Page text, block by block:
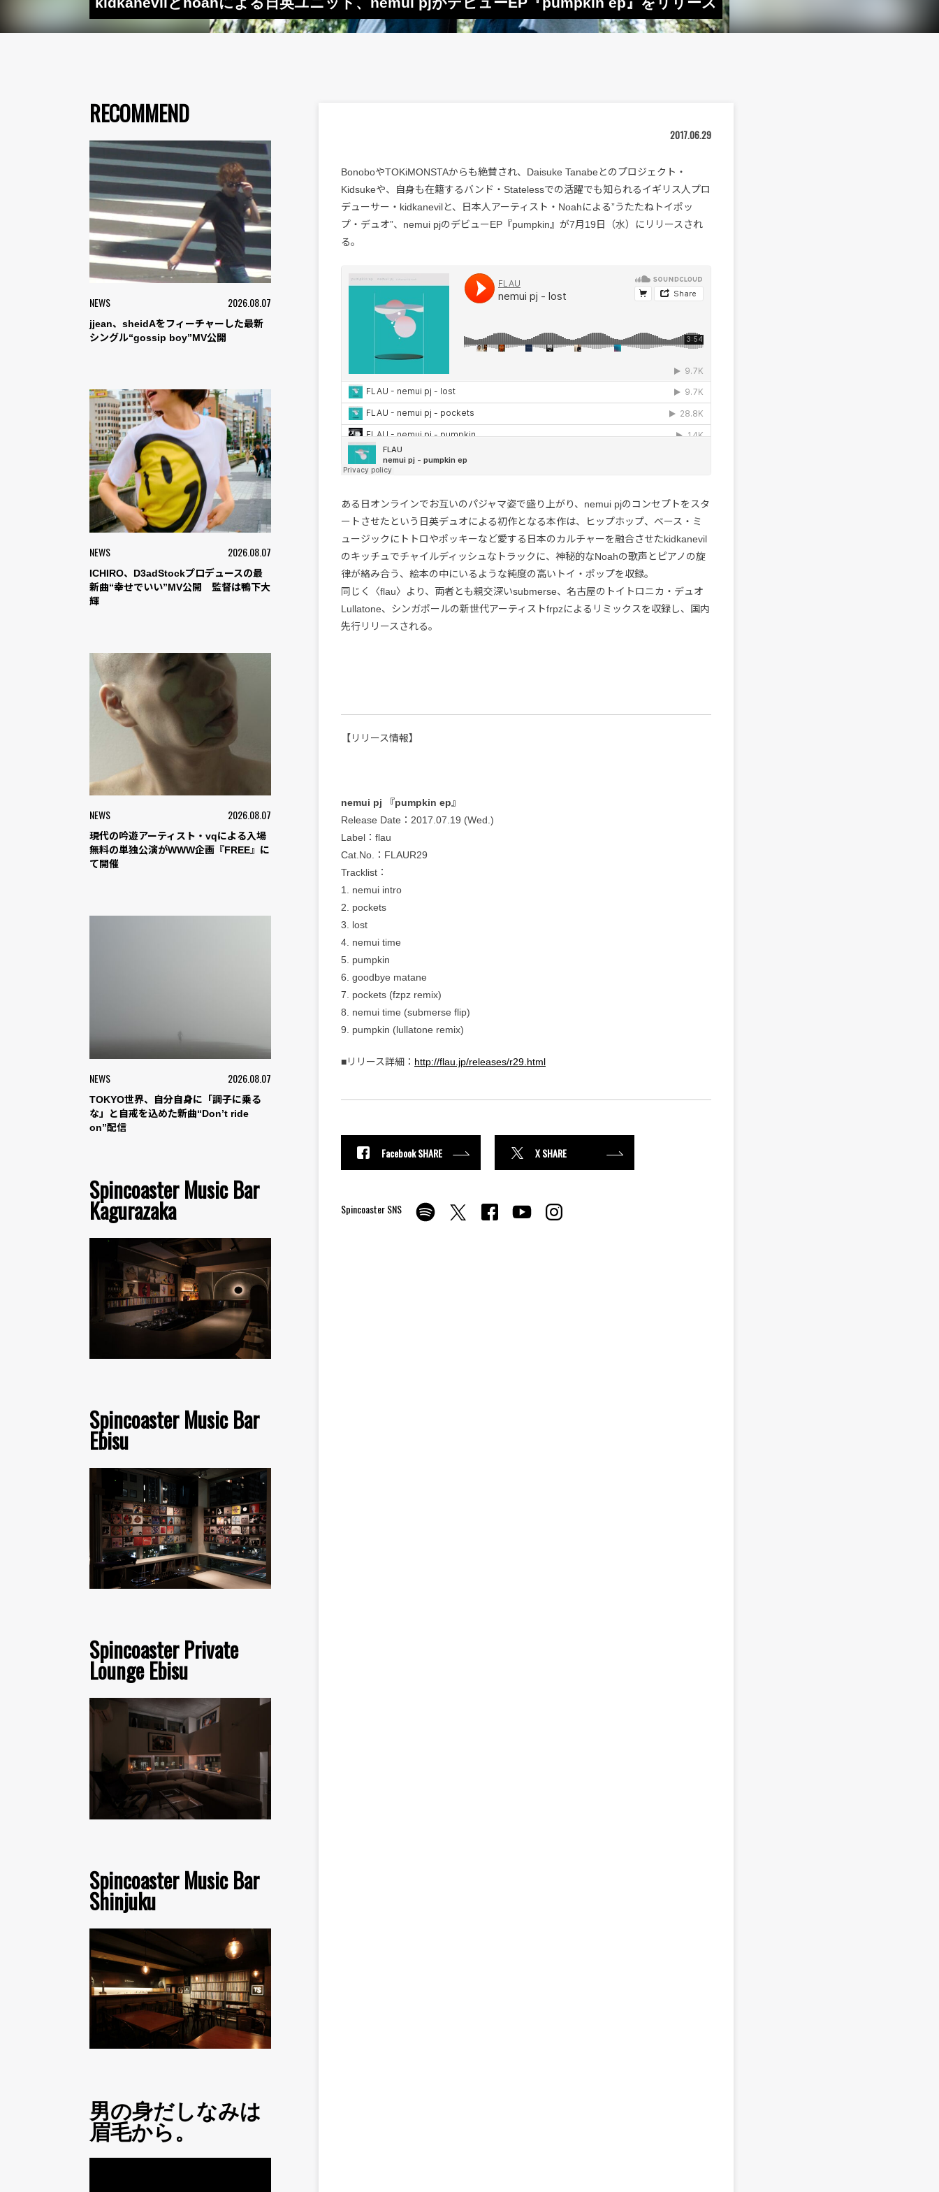
RECOMMEND
NEWS 2026.08.07
jjean、sheidAをフィーチャーした最新
シングル“gossip boy”MV公開
NEWS 2026.08.07
ICHIRO、D3adStockプロデュースの最
新曲“幸せでいい”MV公開 監督は鴨下大
輝
NEWS 2026.08.07
現代の吟遊アーティスト・vqによる入場
無料の単独公演がWWW企画『FREE』に
て開催
NEWS 2026.08.07
TOKYO世界、自分自身に「調子に乗る
な」と自戒を込めた新曲“Don’t ride
on”配信
Spincoaster Music Bar
Kagurazaka
Spincoaster Music Bar
Ebisu
Spincoaster Private
Lounge Ebisu
Spincoaster Music Bar
Shinjuku
男の身だしなみは
眉毛から。
2017.06.29
BonoboやTOKiMONSTAからも絶賛され、Daisuke Tanabeとのプロジェクト・
Kidsukeや、自身も在籍するバンド・Statelessでの活躍でも知られるイギリス人プロ
デューサー・kidkanevilと、日本人アーティスト・Noahによる”うたたねトイポッ
プ・デュオ”、nemui pjのデビューEP『pumpkin』が7月19日（水）にリリースされ
る。
ある日オンラインでお互いのパジャマ姿で盛り上がり、nemui pjのコンセプトをスタ
ートさせたという日英デュオによる初作となる本作は、ヒップホップ、ベース・ミ
ュージックにトトロやポッキーなど愛する日本のカルチャーを融合させたkidkanevil
のキッチュでチャイルディッシュなトラックに、神秘的なNoahの歌声とピアノの旋
律が絡み合う、絵本の中にいるような純度の高いトイ・ポップを収録。
同じく〈flau〉より、両者とも親交深いsubmerse、名古屋のトイトロニカ・デュオ
Lullatone、シンガポールの新世代アーティストfrpzによるリミックスを収録し、国内
先行リリースされる。
【リリース情報】
nemui pj 『pumpkin ep』
Release Date：2017.07.19 (Wed.)
Label：flau
Cat.No.：FLAUR29
Tracklist：
1. nemui intro
2. pockets
3. lost
4. nemui time
5. pumpkin
6. goodbye matane
7. pockets (fzpz remix)
8. nemui time (submerse flip)
9. pumpkin (lullatone remix)
■リリース詳細： http://flau.jp/releases/r29.html
Facebook SHARE X SHARE
Spincoaster SNS